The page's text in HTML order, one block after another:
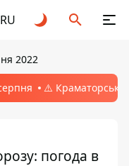
RU
2022
⚠️ Краматорськ,
погода в